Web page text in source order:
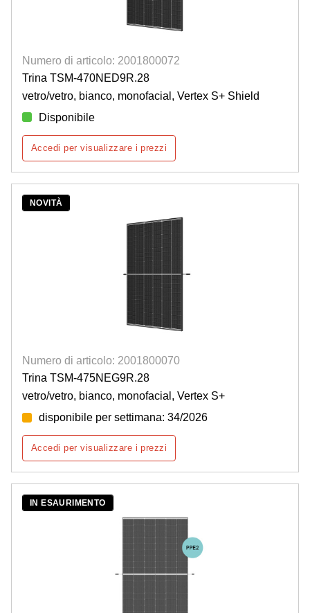
Numero di articolo: 2001800072
Trina TSM-470NED9R.28
vetro/vetro, bianco, monofacial, Vertex S+ Shield
Disponibile
Accedi per visualizzare i prezzi
NOVITÀ
Numero di articolo: 2001800070
Trina TSM-475NEG9R.28
vetro/vetro, bianco, monofacial, Vertex S+
disponibile per settimana: 34/2026
Accedi per visualizzare i prezzi
IN ESAURIMENTO